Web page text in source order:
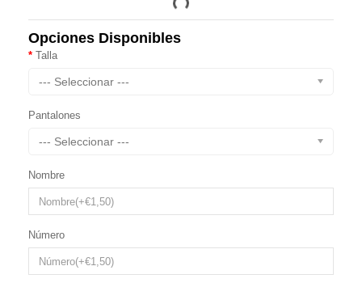
Opciones Disponibles
Talla
--- Seleccionar ---
Pantalones
--- Seleccionar ---
Nombre
Número